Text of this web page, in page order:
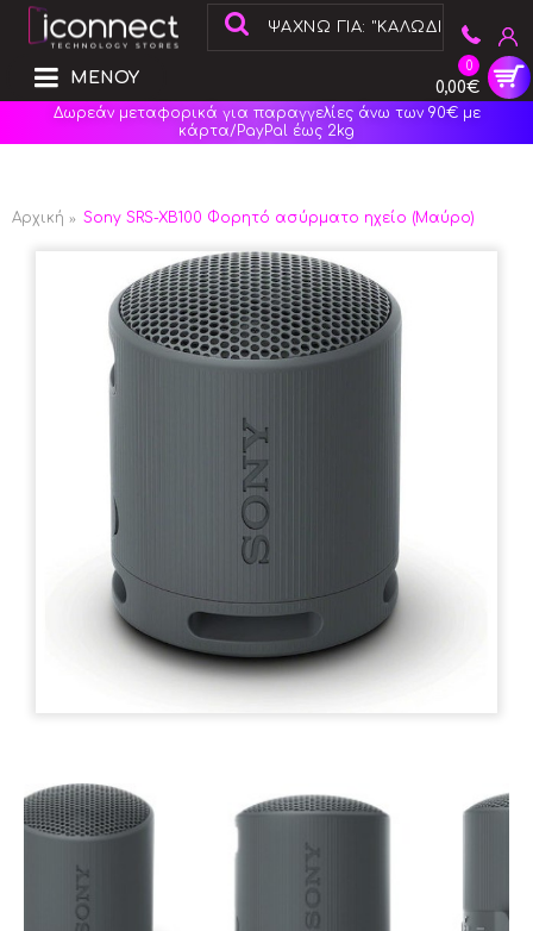
0
0,00€
ΜΕΝΟΥ
Δωρεάν μεταφορικά για παραγγελίες άνω των 90€ με
κάρτα/PayPal έως 2kg
Αρχική Sony SRS-XB100 Φορητό ασύρματο ηχείο (Μαύρο)